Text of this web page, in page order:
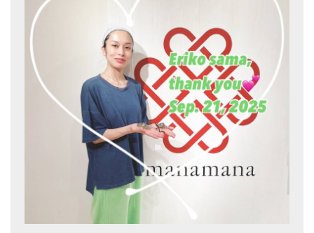
カートを見る
商品一覧
アマナマナのシンギングボウル
チベット・シンギングボウル
新・鍛造スペシャル
マンダラ彫（黒・渋金）
人気の3点セット
お得なアマナマナ・セット